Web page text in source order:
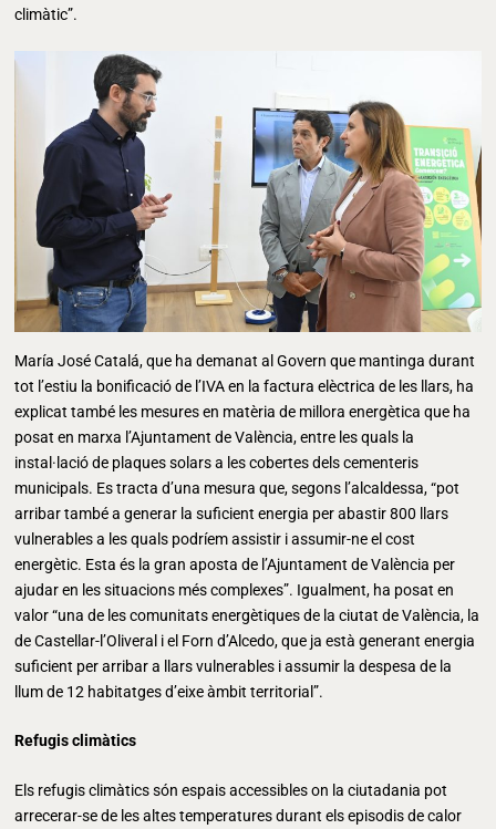
climàtic”.
María José Catalá, que ha demanat al Govern que mantinga durant
tot l’estiu la bonificació de l’IVA en la factura elèctrica de les llars, ha
explicat també les mesures en matèria de millora energètica que ha
posat en marxa l’Ajuntament de València, entre les quals la
instal·lació de plaques solars a les cobertes dels cementeris
municipals. Es tracta d’una mesura que, segons l’alcaldessa, “pot
arribar també a generar la suficient energia per abastir 800 llars
vulnerables a les quals podríem assistir i assumir-ne el cost
energètic. Esta és la gran aposta de l’Ajuntament de València per
ajudar en les situacions més complexes”. Igualment, ha posat en
valor “una de les comunitats energètiques de la ciutat de València, la
de Castellar-l’Oliveral i el Forn d’Alcedo, que ja està generant energia
suficient per arribar a llars vulnerables i assumir la despesa de la
llum de 12 habitatges d’eixe àmbit territorial”.
Refugis climàtics
Els refugis climàtics són espais accessibles on la ciutadania pot
arrecerar-se de les altes temperatures durant els episodis de calor